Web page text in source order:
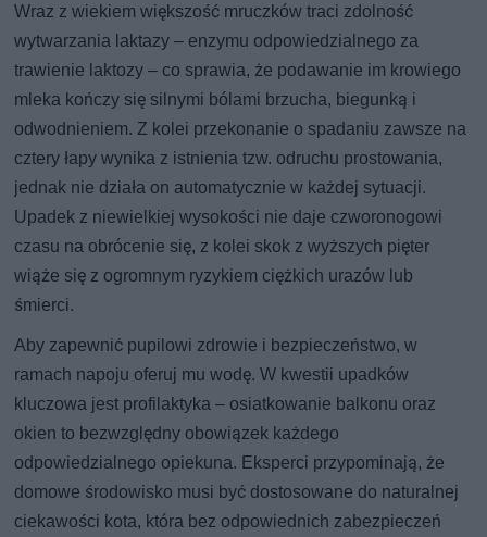
Wraz z wiekiem większość mruczków traci zdolność
wytwarzania laktazy – enzymu odpowiedzialnego za
trawienie laktozy – co sprawia, że podawanie im krowiego
mleka kończy się silnymi bólami brzucha, biegunką i
odwodnieniem. Z kolei przekonanie o spadaniu zawsze na
cztery łapy wynika z istnienia tzw. odruchu prostowania,
jednak nie działa on automatycznie w każdej sytuacji.
Upadek z niewielkiej wysokości nie daje czworonogowi
czasu na obrócenie się, z kolei skok z wyższych pięter
wiąże się z ogromnym ryzykiem ciężkich urazów lub
śmierci.
Aby zapewnić pupilowi zdrowie i bezpieczeństwo, w
ramach napoju oferuj mu wodę. W kwestii upadków
kluczowa jest profilaktyka – osiatkowanie balkonu oraz
okien to bezwzględny obowiązek każdego
odpowiedzialnego opiekuna. Eksperci przypominają, że
domowe środowisko musi być dostosowane do naturalnej
ciekawości kota, która bez odpowiednich zabezpieczeń